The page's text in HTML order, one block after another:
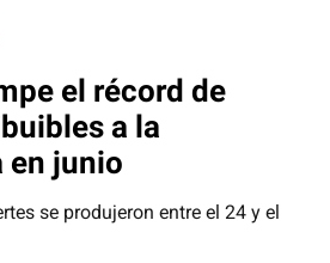
el récord de
a la
en junio
se produjeron entre el 24 y el